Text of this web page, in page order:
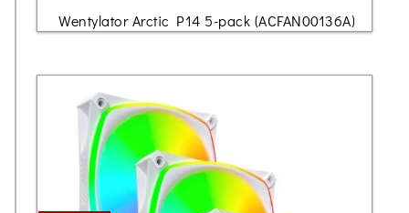
Wentylator Arctic P14 5-pack (ACFAN00136A)